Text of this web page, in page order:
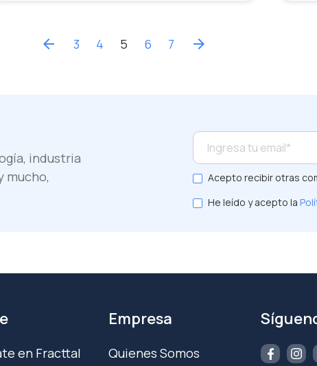
arrow_back 3 4 5 6 7 arrow_forward
industria
mucho,
Acepto recibir otras
He leído y acepto la
en Fracttal
Empresa
Quienes Somos